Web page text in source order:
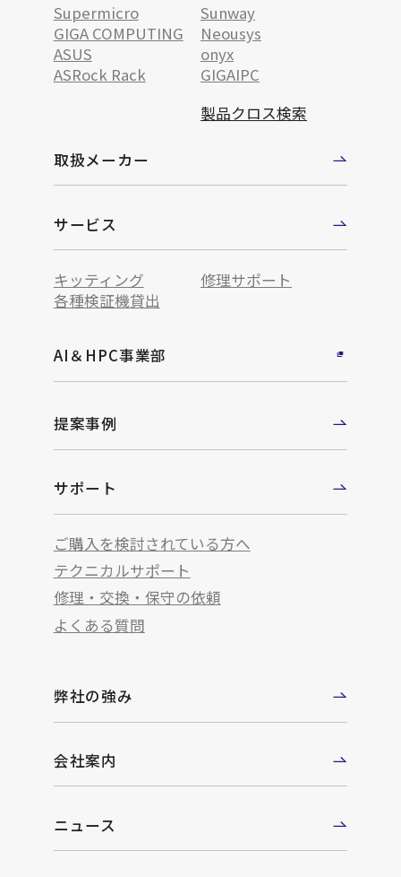
Supermicro
Sunway
GIGA COMPUTING
Neousys
ASUS
onyx
ASRock Rack
GIGAIPC
製品クロス検索
取扱メーカー
サービス
キッティング
修理サポート
各種検証機貸出
AI＆HPC事業部
提案事例
サポート
ご購入を検討されている方へ
テクニカルサポート
修理・交換・保守の依頼
よくある質問
弊社の強み
会社案内
ニュース